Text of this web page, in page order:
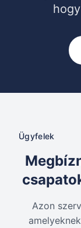
Ügyfelek
Azon